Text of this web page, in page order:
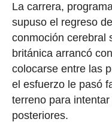
La carrera,
supuso el regreso
conmoción cerebral
británica arrancó
colocarse entre las
el esfuerzo le pasó
terreno para
posteriores.